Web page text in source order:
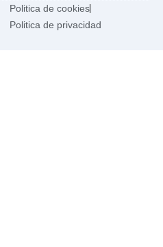
Politica de cookies
Politica de privacidad